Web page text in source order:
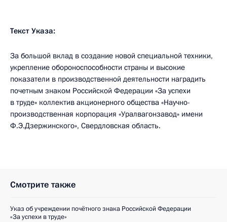
Текст Указа:
За большой вклад в создание новой специальной техники,
укрепление обороноспособности страны и высокие
показатели в производственной деятельности наградить
почетным знаком Российской Федерации «За успехи
в труде» коллектив акционерного общества «Научно-
производственная корпорация «Уралвагонзавод» имени
Ф.Э.Дзержинского», Свердловская область.
Смотрите также
Указ об учреждении почётного знака Российской Федерации
«За успехи в труде»